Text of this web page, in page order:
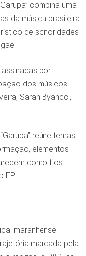
combina uma
da música brasileira
de sonoridades
por
dos músicos
Sarah Byancci,
reúne temas
elementos
como fios
EP.
maranhense
marcada pela